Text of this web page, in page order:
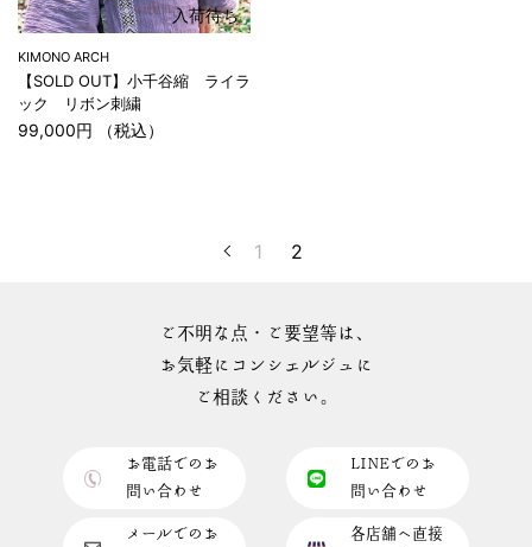
入荷待ち
KIMONO ARCH
【SOLD OUT】小千谷縮 ライラ
ック リボン刺繍
99,000円 （税込）
1 2
ご不明な点・ご要望等は、
お気軽にコンシェルジュに
ご相談ください。
お電話でのお
問い合わせ
LINEでのお
問い合わせ
メールでのお
各店舗へ直接